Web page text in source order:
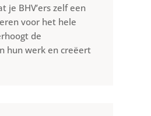
je BHV’ers zelf een
voor het hele
de
hun werk en creëert